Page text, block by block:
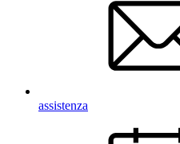
assistenza